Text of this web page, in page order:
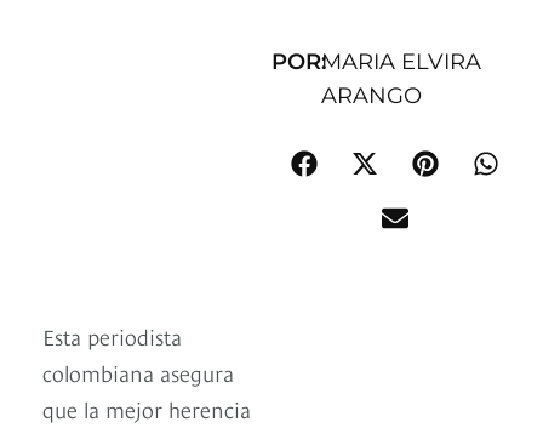
POR:MARIA ELVIRA
ARANGO
Esta periodista
colombiana asegura
que la mejor herencia